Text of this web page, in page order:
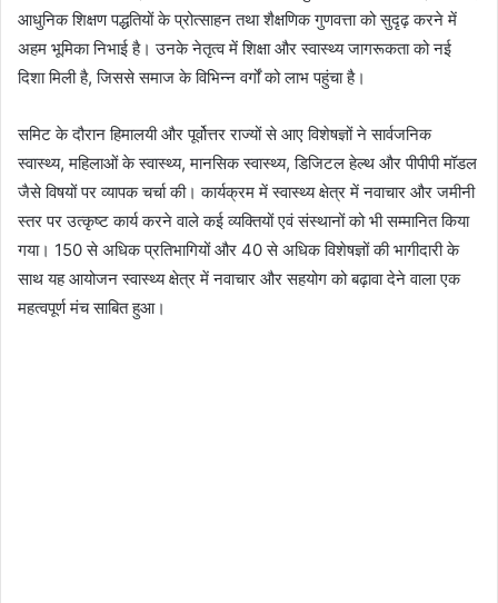
आधुनिक शिक्षण पद्धतियों के प्रोत्साहन तथा शैक्षणिक गुणवत्ता को सुदृढ़ करने में
अहम भूमिका निभाई है। उनके नेतृत्व में शिक्षा और स्वास्थ्य जागरूकता को नई
दिशा मिली है, जिससे समाज के विभिन्न वर्गों को लाभ पहुंचा है।
​समिट के दौरान हिमालयी और पूर्वोत्तर राज्यों से आए विशेषज्ञों ने सार्वजनिक
स्वास्थ्य, महिलाओं के स्वास्थ्य, मानसिक स्वास्थ्य, डिजिटल हेल्थ और पीपीपी मॉडल
जैसे विषयों पर व्यापक चर्चा की। कार्यक्रम में स्वास्थ्य क्षेत्र में नवाचार और जमीनी
स्तर पर उत्कृष्ट कार्य करने वाले कई व्यक्तियों एवं संस्थानों को भी सम्मानित किया
गया। 150 से अधिक प्रतिभागियों और 40 से अधिक विशेषज्ञों की भागीदारी के
साथ यह आयोजन स्वास्थ्य क्षेत्र में नवाचार और सहयोग को बढ़ावा देने वाला एक
महत्वपूर्ण मंच साबित हुआ।